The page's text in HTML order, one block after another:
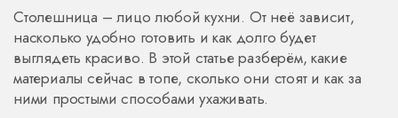
Столешница – лицо любой кухни. От неё зависит,
насколько удобно готовить и как долго будет
выглядеть красиво. В этой статье разберём, какие
материалы сейчас в топе, сколько они стоят и как за
ними простыми способами ухаживать.